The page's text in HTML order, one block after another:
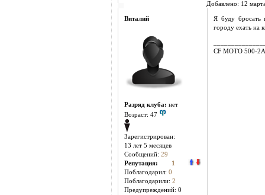
Добавлено: 12
Виталий
Разряд клуба: нет
Возраст: 47
Зарегистрирован:
13 лет 5 месяцев
Сообщений: 29
Репутация:
1
Поблагодарил: 0
Поблагодарили: 2
Предупреждений: 0
Я буду бросать
городу ехать на
CF MOTO 500-2A